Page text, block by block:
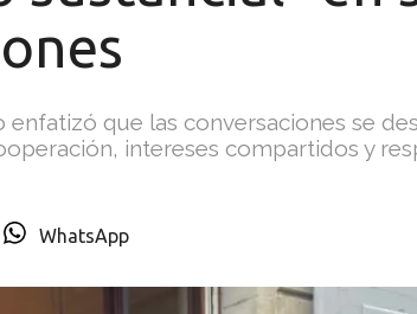
enfatizó que las conversaciones se
intereses compartidos y
WhatsApp